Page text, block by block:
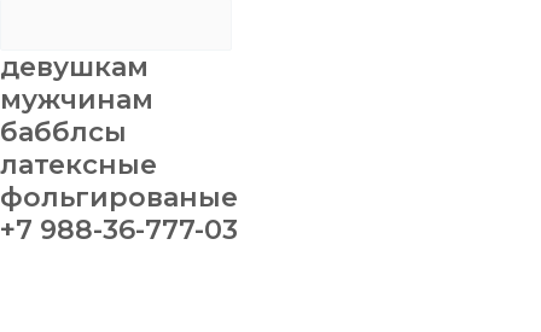
девушкам
мужчинам
бабблсы
латексные
фольгированые
+7 988-36-777-03